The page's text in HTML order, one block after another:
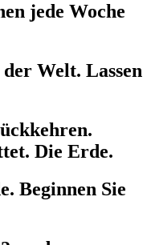
jede Woche
Welt. Lassen
Die Erde.
Beginnen Sie